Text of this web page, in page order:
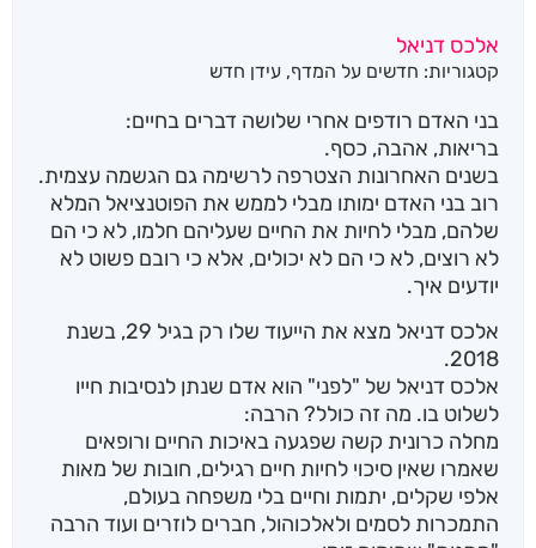
אלכס דניאל
קטגוריות: חדשים על המדף, עידן חדש
בני האדם רודפים אחרי שלושה דברים בחיים:
בריאות, אהבה, כסף.
בשנים האחרונות הצטרפה לרשימה גם הגשמה עצמית.
רוב בני האדם ימותו מבלי לממש את הפוטנציאל המלא
שלהם, מבלי לחיות את החיים שעליהם חלמו, לא כי הם
לא רוצים, לא כי הם לא יכולים, אלא כי רובם פשוט לא
יודעים איך.
אלכס דניאל מצא את הייעוד שלו רק בגיל 29, בשנת
2018.
אלכס דניאל של "לפני" הוא אדם שנתן לנסיבות חייו
לשלוט בו. מה זה כולל? הרבה:
מחלה כרונית קשה שפגעה באיכות החיים ורופאים
שאמרו שאין סיכוי לחיות חיים רגילים, חובות של מאות
אלפי שקלים, יתמות וחיים בלי משפחה בעולם,
התמכרות לסמים ולאלכוהול, חברים לוזרים ועוד הרבה